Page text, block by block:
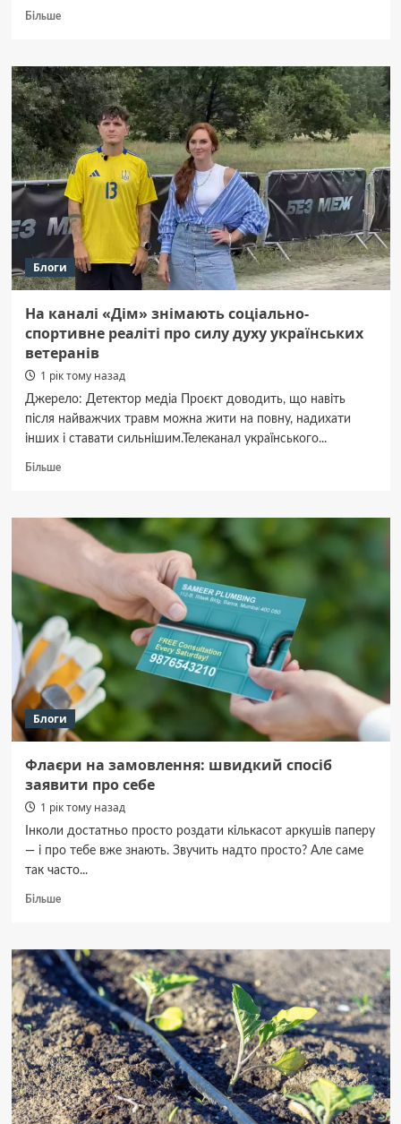
БільшеДокладніше
служба
«Радіо
Свобода»
з
1
серпня
відновлює
ефірне
мовлення
на
середніх
хвилях
Блоги
На каналі «Дім» знімають соціально-
спортивне реаліті про силу духу українських
ветеранів
1 рік тому назад
Джерело: Детектор медіа Проєкт доводить, що навіть
після найважчих травм можна жити на повну, надихати
інших і ставати сильнішим.Телеканал українського...
БільшеДокладніше
каналі
«Дім»
знімають
спортивне
реаліті
про
силу
духу
українських
ветеранів
Блоги
Флаєри на замовлення: швидкий спосіб
заявити про себе
1 рік тому назад
Інколи достатньо просто роздати кількасот аркушів паперу
— і про тебе вже знають. Звучить надто просто? Але саме
так часто...
БільшеДокладніше
на
замовлення:
швидкий
спосіб
заявити
про
себе